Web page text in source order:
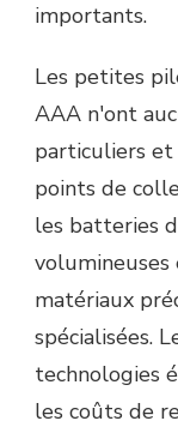
importants.
Les petites
AAA n'ont
particuliers et
points de
les batteries
matériaux
spécialisées.
technologies
les coûts de